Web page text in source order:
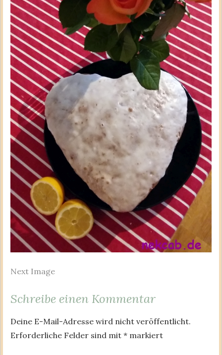
Next Image
Schreibe einen Kommentar
Deine E-Mail-Adresse wird nicht veröffentlicht.
Erforderliche Felder sind mit * markiert